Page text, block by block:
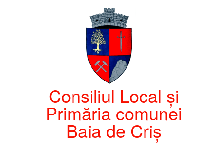
Consiliul Local și
Primăria comunei
Baia de Criș